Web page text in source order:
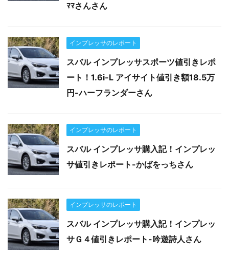
ﾏﾏさんさん
インプレッサのレポート
スバル インプレッサスポーツ値引きレポ
ート！1.6i-L アイサイト値引き額18.5万
円-ハーフランダーさん
インプレッサのレポート
スバル インプレッサ購入記！インプレッ
サ値引きレポート-かばをっちさん
インプレッサのレポート
スバル インプレッサ購入記！インプレッ
サＧ４値引きレポート-吟遊詩人さん